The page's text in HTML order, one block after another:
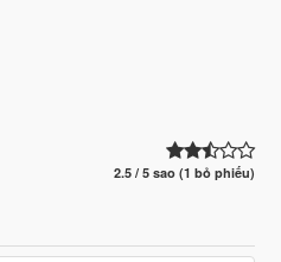
2.5 / 5 sao (1 bỏ phiếu)